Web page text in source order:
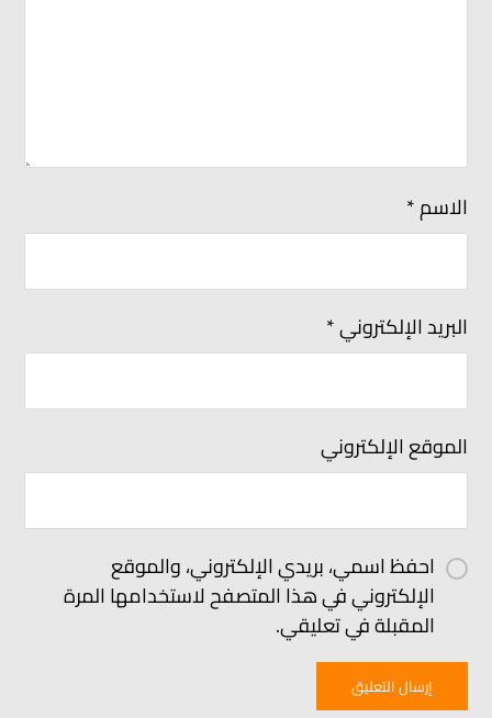
الاسم*
البريد الإلكتروني*
الموقع الإلكتروني
احفظ اسمي، بريدي الإلكتروني، والموقع
الإلكتروني في هذا المتصفح لاستخدامها المرة
المقبلة في تعليقي.
إرسال التعليق